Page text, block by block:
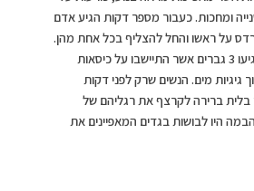
ומחכות. כעבור מספר דקות הגיע אדם
על ראשו והחל להצליף בכל אחת מהן.
זמן קצר לאחר מכן הגיעו 3 גברים אשר התיישבו על כיסאות
גיגיות מים. הנשים שרק לפני דקות
בלית ברירה לקרצף את רגליהם של
היו לבושות בגדים המאפיינים את